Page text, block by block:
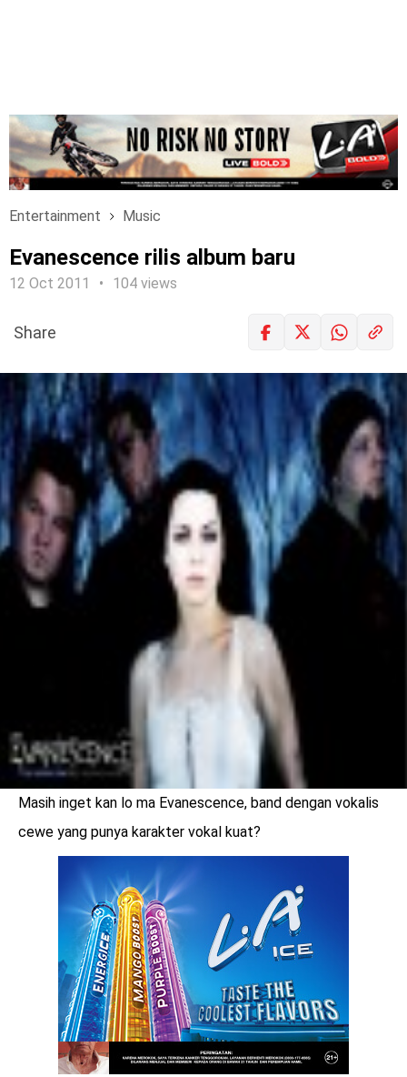
Entertainment Music
Evanescence rilis album baru
12 Oct 2011 104 views
menarik
LOGIN
Share
Masih inget kan lo ma Evanescence, band dengan vokalis
cewe yang punya karakter vokal kuat?